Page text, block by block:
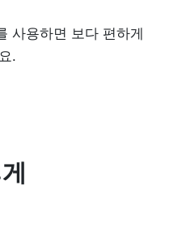
사용하면 보다 편하게
.